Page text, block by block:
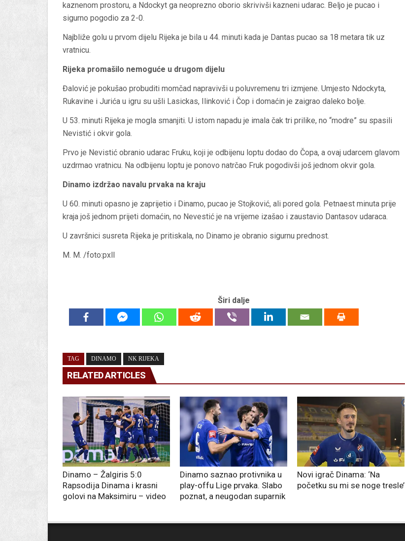
kaznenom prostoru, a Ndockyt ga neoprezno oborio skrivivši kazneni udarac. Beljo je pucao i
sigurno pogodio za 2-0.
Najbliže golu u prvom dijelu Rijeka je bila u 44. minuti kada je Dantas pucao sa 18 metara tik uz
vratnicu.
Rijeka promašilo nemoguće u drugom dijelu
Đalović je pokušao probuditi momčad napravivši u poluvremenu tri izmjene. Umjesto Ndockyta,
Rukavine i Jurića u igru su ušli Lasickas, Ilinković i Čop i domaćin je zaigrao daleko bolje.
U 53. minuti Rijeka je mogla smanjiti. U istom napadu je imala čak tri prilike, no “modre” su spasili
Nevistić i okvir gola.
Prvo je Nevistić obranio udarac Fruku, koji je odbijenu loptu dodao do Čopa, a ovaj udarcem glavom
uzdrmao vratnicu. Na odbijenu loptu je ponovo natrčao Fruk pogodivši još jednom okvir gola.
Dinamo izdržao navalu prvaka na kraju
U 60. minuti opasno je zaprijetio i Dinamo, pucao je Stojković, ali pored gola. Petnaest minuta prije
kraja još jednom prijeti domaćin, no Nevestić je na vrijeme izašao i zaustavio Dantasov udaraca.
U završnici susreta Rijeka je pritiskala, no Dinamo je obranio sigurnu prednost.
M. M. /foto:pxll
Širi dalje
TAG DINAMO NK RIJEKA
RELATED ARTICLES
Dinamo – Žalgiris 5:0
Rapsodija Dinama i krasni
golovi na Maksimiru – video
Dinamo saznao protivnika u
play-offu Lige prvaka. Slabo
poznat, a neugodan suparnik
Novi igrač Dinama: ‘Na
početku su mi se noge tresle’